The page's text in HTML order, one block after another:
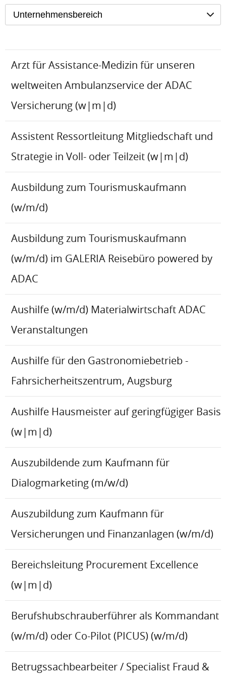
Unternehmensbereich
Arzt für Assistance-Medizin für unseren
weltweiten Ambulanzservice der ADAC
Versicherung (w|m|d)
Assistent Ressortleitung Mitgliedschaft und
Strategie in Voll- oder Teilzeit (w|m|d)
Ausbildung zum Tourismuskaufmann
(w/m/d)
Ausbildung zum Tourismuskaufmann
(w/m/d) im GALERIA Reisebüro powered by
ADAC
Aushilfe (w/m/d) Materialwirtschaft ADAC
Veranstaltungen
Aushilfe für den Gastronomiebetrieb -
Fahrsicherheitszentrum, Augsburg
Aushilfe Hausmeister auf geringfügiger Basis
(w|m|d)
Auszubildende zum Kaufmann für
Dialogmarketing (m/w/d)
Auszubildung zum Kaufmann für
Versicherungen und Finanzanlagen (w/m/d)
Bereichsleitung Procurement Excellence
(w|m|d)
Berufshubschrauberführer als Kommandant
(w/m/d) oder Co-Pilot (PICUS) (w/m/d)
Betrugssachbearbeiter / Specialist Fraud &